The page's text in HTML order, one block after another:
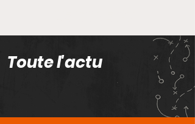
Toute l'actu